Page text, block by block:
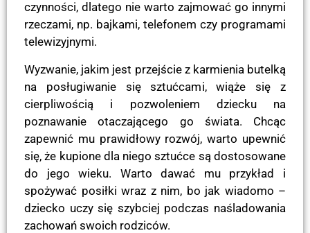
czynności, dlatego nie warto zajmować go innymi
rzeczami, np. bajkami, telefonem czy programami
telewizyjnymi.
Wyzwanie, jakim jest przejście z karmienia butelką
na posługiwanie się sztućcami, wiąże się z
cierpliwością i pozwoleniem dziecku na
poznawanie otaczającego go świata. Chcąc
zapewnić mu prawidłowy rozwój, warto upewnić
się, że kupione dla niego sztućce są dostosowane
do jego wieku. Warto dawać mu przykład i
spożywać posiłki wraz z nim, bo jak wiadomo –
dziecko uczy się szybciej podczas naśladowania
zachowań swoich rodziców.